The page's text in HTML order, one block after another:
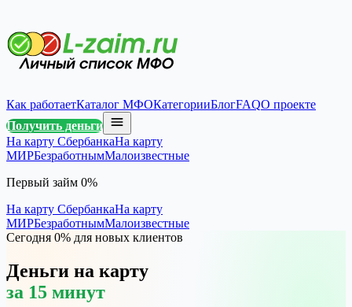
Как работаетКаталог МФОКатегорииБлогFAQО проекте
Получить деньги
На карту СбербанкаНа карту
МИРБезработнымМалоизвестные
Первый займ 0%
На карту СбербанкаНа карту
МИРБезработнымМалоизвестные
Сегодня 0% для новых клиентов
Деньги на карту
за 15 минут